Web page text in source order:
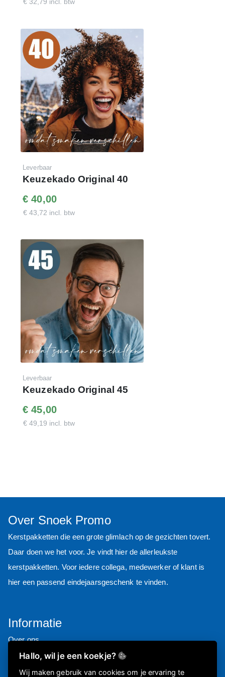
Daar doen we het voor
Klik op onderstaande link voor dedemo-website
in met de getoonde code. Met dit budget hebben uw
medewerkers700 puntente besteden in de webshop.
www.keuzekado.com
Inloggegevens:
E-mail : je eigen emailadres
Leverbaar
Keuzekado Original 40
€ 40,00
€ 43,72 incl. btw
Leverbaar
Keuzekado Original 45
€ 45,00
€ 49,19 incl. btw
Over Snoek Promo
Kerstpakketten die een grote glimlach op de gezichten tovert.
Daar doen we het voor. Je vindt hier de allerleukste
kerstpakketten. Voor iedere collega, medewerker of klant is
hier een passend eindejaarsgeschenk te vinden.
Informatie
Over ons
FAQ
Privacyverklaring
Hallo, wil je een koekje?
Wij maken gebruik van cookies om je ervaring te